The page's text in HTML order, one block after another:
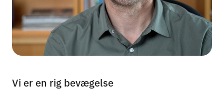
Vi er en rig bevægelse